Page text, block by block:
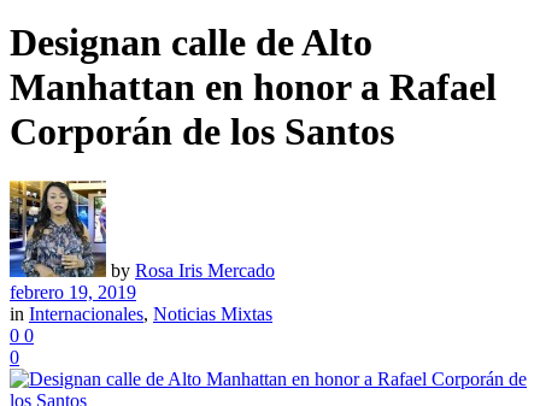
Designan calle de Alto
Manhattan en honor a Rafael
Corporán de los Santos
by Rosa Iris Mercado
febrero 19, 2019
in Internacionales, Noticias Mixtas
0 0
0